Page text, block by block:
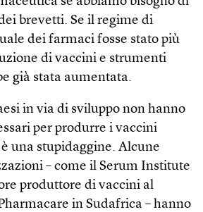
brevetti. Se il regime di
dei farmaci fosse stato più
di vaccini e strumenti
già stata aumentata.
in via di sviluppo non hanno
per produrre i vaccini
una stupidaggine. Alcune
– come il Serum Institute
produttore di vaccini al
in Sudafrica – hanno